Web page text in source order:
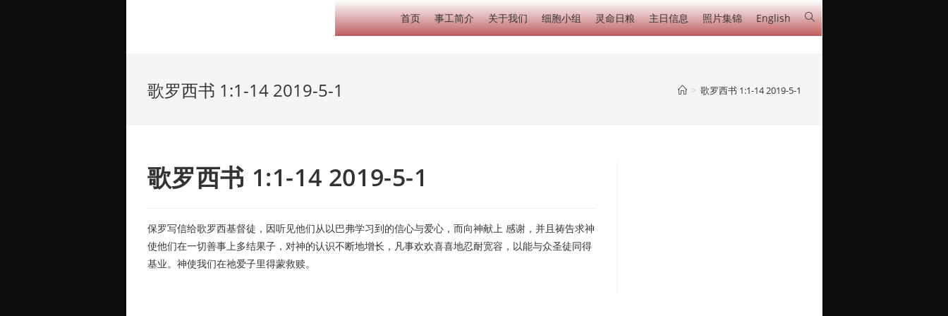
首页 事工简介 关于我们 细胞小组 灵命日粮 主日信息 照片集锦 English
歌罗西书 1:1-14 2019-5-1 > 歌罗西书 1:1-14 2019-5-1
歌罗西书 1:1-14 2019-5-1
保罗写信给歌罗西基督徒，因听见他们从以巴弗学习到的信心与爱心，而向神献上 感谢，并且祷告求神
使他们在一切善事上多结果子，对神的认识不断地增长，凡事欢欢喜喜地忍耐宽容，以能与众圣徒同得
基业。神使我们在祂爱子里得蒙救赎。